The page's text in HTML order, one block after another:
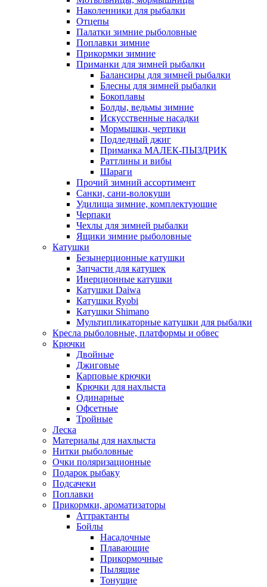
Наколенники для рыбалки
Отцепы
Палатки зимние рыболовные
Поплавки зимние
Прикормки зимние
Приманки для зимней рыбалки
Балансиры для зимней рыбалки
Блесны для зимней рыбалки
Бокоплавы
Болды, ведьмы зимние
Искусственные насадки
Мормышки, чертики
Подледный джиг
Приманка МАЛЕК-ПЫЗДРИК
Раттлины и вибы
Шараги
Прочий зимний ассортимент
Санки, сани-волокуши
Удилища зимние, комплектующие
Черпаки
Чехлы для зимней рыбалки
Ящики зимние рыболовные
Катушки
Безынерционные катушки
Запчасти для катушек
Инерционные катушки
Катушки Daiwa
Катушки Ryobi
Катушки Shimano
Мультипликаторные катушки для рыбалки
Кресла рыболовные, платформы и обвес
Крючки
Двойные
Джиговые
Карповые крючки
Крючки для нахлыста
Одинарные
Офсетные
Тройные
Леска
Материалы для нахлыста
Нитки рыболовные
Очки поляризационные
Подарок рыбаку
Подсачеки
Поплавки
Прикормки, ароматизаторы
Аттрактанты
Бойлы
Насадочные
Плавающие
Прикормочные
Пылящие
Тонущие